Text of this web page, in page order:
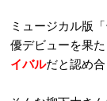
ミュージカル版
優デビューを果た
イバルだと認め合